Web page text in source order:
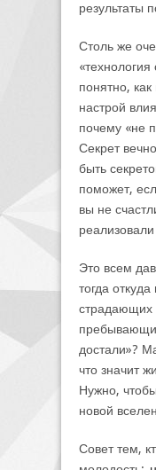
результаты
Столь же
понятно,
настрой
почему «не
Секрет
быть
поможет,
вы не
Это всем
тогда
страдающих
достали»?
что значит
Нужно,
новой
Совет тем,